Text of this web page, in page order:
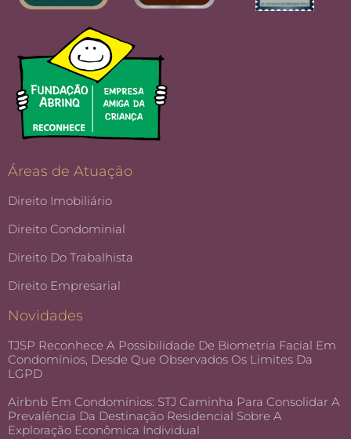
Áreas de Atuação
Direito Imobiliário
Direito Condominial
Direito Do Trabalhista
Direito Empresarial
Novidades
TJSP Reconhece A Possibilidade De Biometria Facial Em
Condomínios, Desde Que Observados Os Limites Da
LGPD
Airbnb Em Condomínios: STJ Caminha Para Consolidar A
Prevalência Da Destinação Residencial Sobre A
Exploração Econômica Individual